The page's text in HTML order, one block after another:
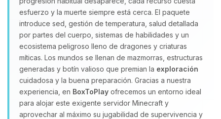
esfuerzo y la muerte siempre está cerca. El paquete
introduce sed, gestión de temperatura, salud detallada
por partes del cuerpo, sistemas de habilidades y un
ecosistema peligroso lleno de dragones y criaturas
míticas. Los mundos se llenan de mazmorras, estructuras
generadas y botín valioso que premian la exploración
cuidadosa y la buena preparación. Gracias a nuestra
experiencia, en BoxToPlay ofrecemos un entorno ideal
para alojar este exigente servidor Minecraft y
aprovechar al máximo su jugabilidad de supervivencia y